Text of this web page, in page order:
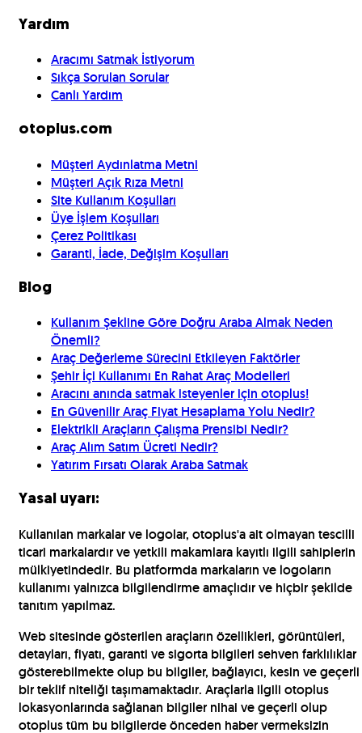
Yardım
Aracımı Satmak İstiyorum
Sıkça Sorulan Sorular
Canlı Yardım
otoplus.com
Müşteri Aydınlatma Metni
Müşteri Açık Rıza Metni
Site Kullanım Koşulları
Üye İşlem Koşulları
Çerez Politikası
Garanti, İade, Değişim Koşulları
Blog
Kullanım Şekline Göre Doğru Araba Almak Neden
Önemli?
Araç Değerleme Sürecini Etkileyen Faktörler
Şehir İçi Kullanımı En Rahat Araç Modelleri
Aracını anında satmak isteyenler için otoplus!
En Güvenilir Araç Fiyat Hesaplama Yolu Nedir?
Elektrikli Araçların Çalışma Prensibi Nedir?
Araç Alım Satım Ücreti Nedir?
Yatırım Fırsatı Olarak Araba Satmak
Yasal uyarı:
Kullanılan markalar ve logolar, otoplus'a ait olmayan tescilli
ticari markalardır ve yetkili makamlara kayıtlı ilgili sahiplerin
mülkiyetindedir. Bu platformda markaların ve logoların
kullanımı yalnızca bilgilendirme amaçlıdır ve hiçbir şekilde
tanıtım yapılmaz.
Web sitesinde gösterilen araçların özellikleri, görüntüleri,
detayları, fiyatı, garanti ve sigorta bilgileri sehven farklılıklar
gösterebilmekte olup bu bilgiler, bağlayıcı, kesin ve geçerli
bir teklif niteliği taşımamaktadır. Araçlarla ilgili otoplus
lokasyonlarında sağlanan bilgiler nihai ve geçerli olup
otoplus tüm bu bilgilerde önceden haber vermeksizin